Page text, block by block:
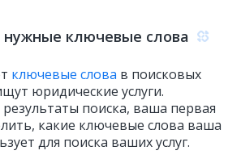
ключевые слова
ключевые слова в поисковых
юридические услуги.
поиска, ваша первая
какие ключевые слова ваша
для поиска ваших услуг.